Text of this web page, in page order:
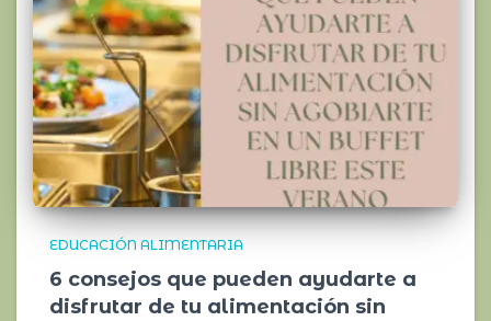
EDUCACIÓN ALIMENTARIA
6 consejos que pueden ayudarte a
disfrutar de tu alimentación sin